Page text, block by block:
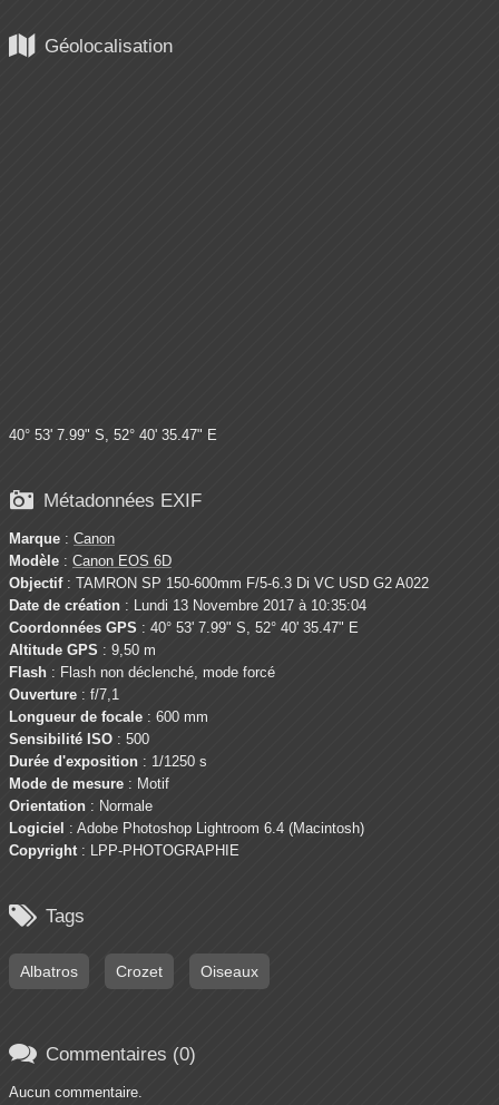
 Géolocalisation
40° 53' 7.99" S, 52° 40' 35.47" E
 Métadonnées EXIF
Marque : Canon
Modèle : Canon EOS 6D
Objectif: TAMRON SP 150-600mm F/5-6.3 Di VC USD G2 A022
Date de création : Lundi 13 Novembre 2017 à 10:35:04
Coordonnées GPS : 40° 53' 7.99" S, 52° 40' 35.47" E
Altitude GPS : 9,50 m
Flash : Flash non déclenché, mode forcé
Ouverture : f/7,1
Longueur de focale : 600 mm
Sensibilité ISO : 500
Durée d'exposition : 1/1250 s
Mode de mesure : Motif
Orientation : Normale
Logiciel : Adobe Photoshop Lightroom 6.4 (Macintosh)
Copyright: LPP-PHOTOGRAPHIE
 Tags
Albatros Crozet Oiseaux
 Commentaires (0)
Aucun commentaire.